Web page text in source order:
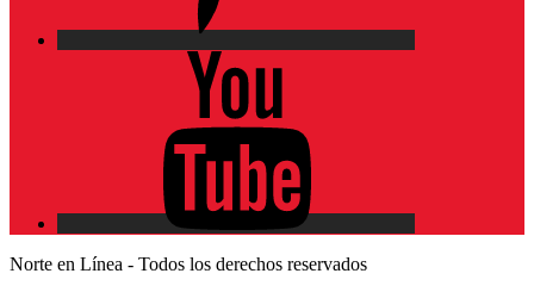
Norte en Línea - Todos los derechos reservados